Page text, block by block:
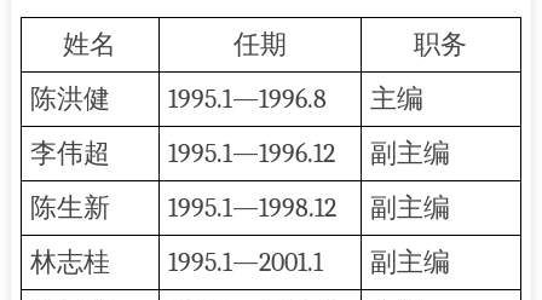
姓名 任期 职务
陈洪健 1995.1—1996.8 主编
李伟超 1995.1—1996.12 副主编
陈生新 1995.1—1998.12 副主编
林志桂 1995.1—2001.1 副主编